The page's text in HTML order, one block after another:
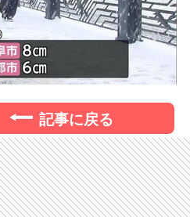
記事に戻る